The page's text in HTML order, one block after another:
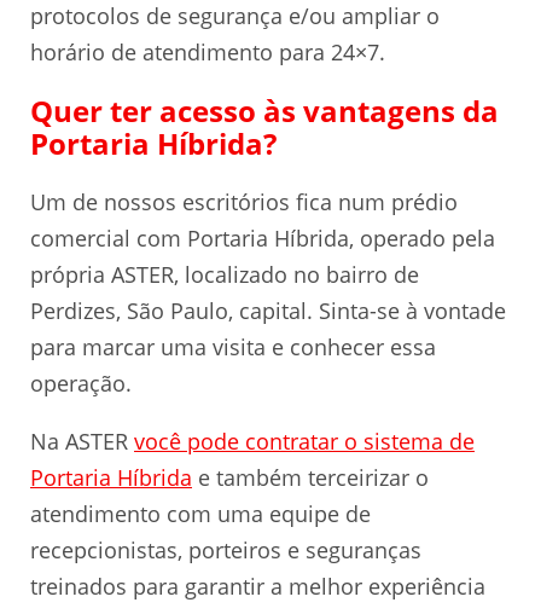
protocolos de segurança e/ou ampliar o
horário de atendimento para 24×7.
Quer ter acesso às vantagens da
Portaria Híbrida?
Um de nossos escritórios fica num prédio
comercial com Portaria Híbrida, operado pela
própria ASTER, localizado no bairro de
Perdizes, São Paulo, capital. Sinta-se à vontade
para marcar uma visita e conhecer essa
operação.
Na ASTER você pode contratar o sistema de
Portaria Híbrida e também terceirizar o
atendimento com uma equipe de
recepcionistas, porteiros e seguranças
treinados para garantir a melhor experiência